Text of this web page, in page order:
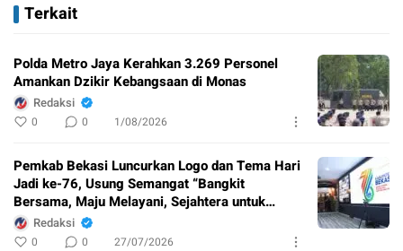
Terkait
Polda Metro Jaya Kerahkan 3.269 Personel
Amankan Dzikir Kebangsaan di Monas
Redaksi
0 0 1/08/2026
Pemkab Bekasi Luncurkan Logo dan Tema Hari
Jadi ke-76, Usung Semangat “Bangkit
Bersama, Maju Melayani, Sejahtera untuk
Semua”
Redaksi
0 0 27/07/2026